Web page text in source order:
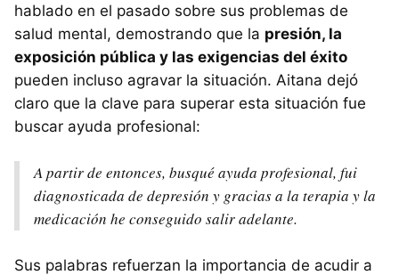
hablado en el pasado sobre sus problemas de
salud mental, demostrando que la presión, la
exposición pública y las exigencias del éxito
pueden incluso agravar la situación. Aitana dejó
claro que la clave para superar esta situación fue
buscar ayuda profesional:
A partir de entonces, busqué ayuda profesional, fui
diagnosticada de depresión y gracias a la terapia y la
medicación he conseguido salir adelante.
Sus palabras refuerzan la importancia de acudir a